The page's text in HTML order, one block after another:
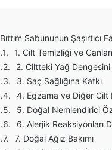
Bıttım Sabununun Şaşırtıcı
1. Cilt Temizliği ve
2. Ciltteki Yağ
3. Saç Sağlığına Katkı
4. Egzama ve Diğer Cilt
5. Doğal Nemlendirici
6. Alerjik Reaksiyonları
7. Doğal Ağız Bakımı